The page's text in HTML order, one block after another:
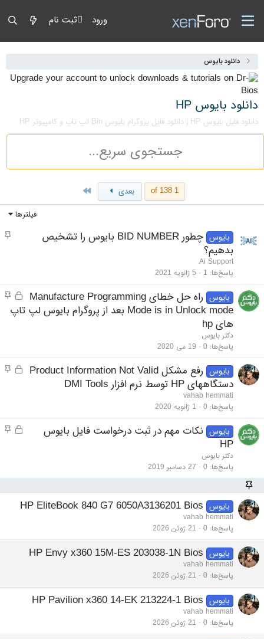
ورود ثبت نام
دانلود بایوس
دانلود بایوس HP
دانلود فایل بایوس HP | دانلود فایل پروگرام بایوس Bin لپ تاپ و کامپیوتر HP
1 of 138 بعدی
فیلترها
بایوس
چطور BID NUMBER بایوس را تشخیص
بدهیم؟
Ai Support
پاسخ‌ها 1 5 ژانویه 2021
بایوس
راه حل خطای Manufacture Programming
Mode is in Unlock mode بعد از پروگرام بایوس لپ تاپ
های hp
دکتر بایوس
پاسخ‌ها 0 19 می 2020
بایوس
رفع مشکل Product Information Not Valid
دستگاههای HP توسط نرم افزار DMI Tools
vahab hemmati
پاسخ‌ها 0 1 ژانویه 2020
بایوس نکات مهم در ثبت درخواست فایل بایوس
HP
دکتر بایوس
پاسخ‌ها 0 27 دسامبر 2019
بایوس HP EliteBook 840 G7 6050A3136201 Bios
vahab hemmati
پاسخ‌ها 0 21 ژوئن 2026
بایوس HP Envy x360 15M-ES 203038-1N Bios
vahab hemmati
پاسخ‌ها 0 21 ژوئن 2026
بایوس HP Pavilion x360 14-EK 213224-1 Bios
vahab hemmati
پاسخ‌ها 0 21 ژوئن 2026